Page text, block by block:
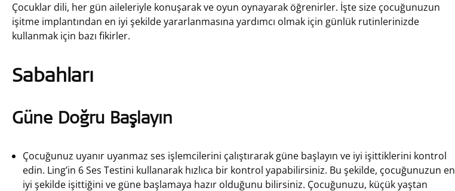
Çocuklar dili, her gün aileleriyle konuşarak ve oyun oynayarak öğrenirler. İşte size çocuğunuzun
işitme implantından en iyi şekilde yararlanmasına yardımcı olmak için günlük rutinlerinizde
kullanmak için bazı fikirler.
Sabahları
Güne Doğru Başlayın
Çocuğunuz uyanır uyanmaz ses işlemcilerini çalıştırarak güne başlayın ve iyi işittiklerini kontrol
edin. Ling’in 6 Ses Testini kullanarak hızlıca bir kontrol yapabilirsiniz. Bu şekilde, çocuğunuzun en
iyi şekilde işittiğini ve güne başlamaya hazır olduğunu bilirsiniz. Çocuğunuzu, küçük yaştan